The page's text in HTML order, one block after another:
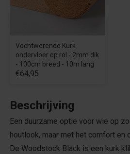
Vochtwerende Kurk
ondervloer op rol - 2mm dik
- 100cm breed - 10m lang
€64,95
Beschrijving
Een duurzame optie voor wie op
houtlook, maar met het comfort en
De Woodstock Black is een kurk